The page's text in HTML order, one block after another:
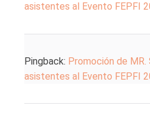
asistentes al Evento FEPFI
Pingback: Promoción de MR.
asistentes al Evento FEPFI